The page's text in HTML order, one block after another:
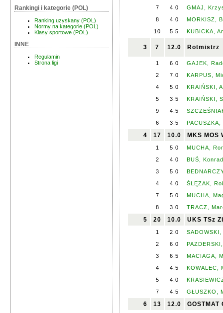
Rankingi i kategorie (POL)
Ranking uzyskany (POL)
Normy na kategorie (POL)
Klasy sportowe (POL)
INNE
Regulamin
Strona ligi
7
4.0
GMAJ,
8
4.0
MORKISZ,
10
5.5 KUBICKA,
3 7 12.0 Rotmistrz
1 6.0
GAJEK,
2
7.0
KARPUS,
4
5.0
KRAIŃSKI,
5
3.5
KRAIŃSKI,
9
4.5
6
3.5
4 17 10.0 MKS MOS
1 5.0
MUCHA,
2
4.0
BUŚ, Konrad
3
5.0
4
4.0
ŚLĘZAK,
7
5.0
MUCHA,
8
3.0 TRACZ,
5 20 10.0 UKS TSz
1 2.0
2
6.0
3
6.5
MACIAGA,
4
4.5
KOWALEC,
5
4.0
7
4.5 GŁUSZKO,
6 13 12.0